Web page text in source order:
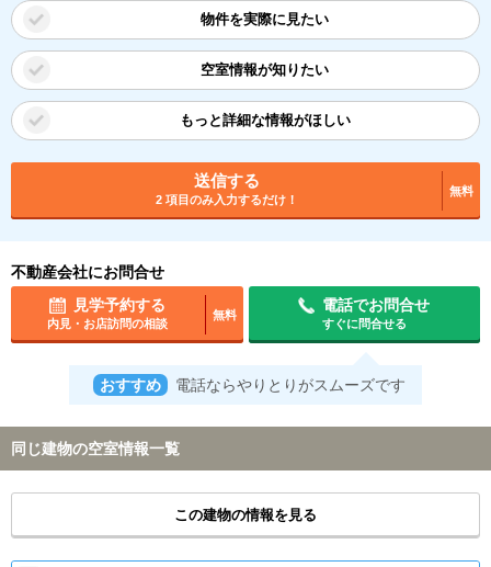
物件を実際に見たい
空室情報が知りたい
もっと詳細な情報がほしい
送信する
2 項目のみ入力するだけ！
無料
不動産会社にお問合せ
見学予約する
内見・お店訪問の相談
無料
電話でお問合せ
すぐに問合せる
おすすめ 電話ならやりとりがスムーズです
同じ建物の空室情報一覧
この建物の情報を見る